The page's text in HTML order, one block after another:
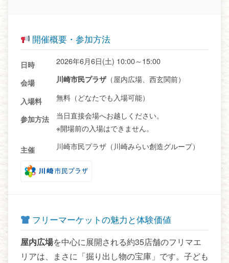
開催概要・参加方法
日時 2026年6月6日(土) 10:00～15:00
会場 川崎市民プラザ（屋内広場、西玄関前）
入場料 無料（どなたでも入場可能）
参加方法
当日直接会場へお越しください。
※開場前の入場はできません。
主催 川崎市民プラザ（川崎みらい創造グループ）
フリーマーケットの魅力と体験価値
屋内広場を中心に展開される約35店舗のフリマエ
リアは、まさに「掘り出し物の宝庫」です。子ども